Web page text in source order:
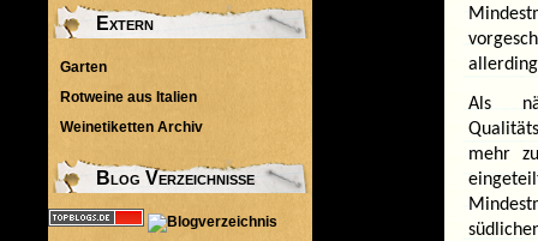
Als
mehr
Extern
Garten
Rotweine aus Italien
Weinetiketten Archiv
Blog Verzeichnisse